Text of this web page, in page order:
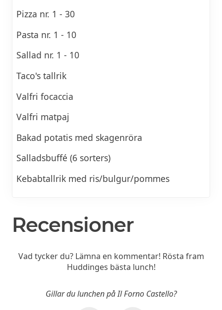
Pizza nr. 1 - 30
Pasta nr. 1 - 10
Sallad nr. 1 - 10
Taco's tallrik
Valfri focaccia
Valfri matpaj
Bakad potatis med skagenröra
Salladsbuffé (6 sorters)
Kebabtallrik med ris/bulgur/pommes
Recensioner
Vad tycker du? Lämna en kommentar! Rösta fram
Huddinges bästa lunch!
Gillar du lunchen på Il Forno Castello?